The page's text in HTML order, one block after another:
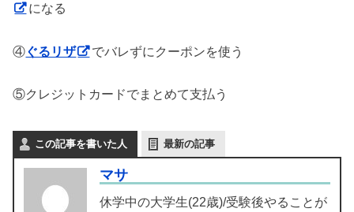
になる
④ぐるリザ でバレずにクーポンを使う
⑤クレジットカードでまとめて支払う
この記事を書いた人 最新の記事
マサ
休学中の大学生(22歳)/受験後やることが